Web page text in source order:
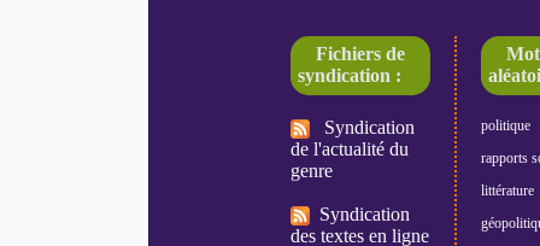
Fichiers de
syndication :
Syndication
de l'actualité du
genre
Syndication
des textes en ligne
politique
rapports
littérature